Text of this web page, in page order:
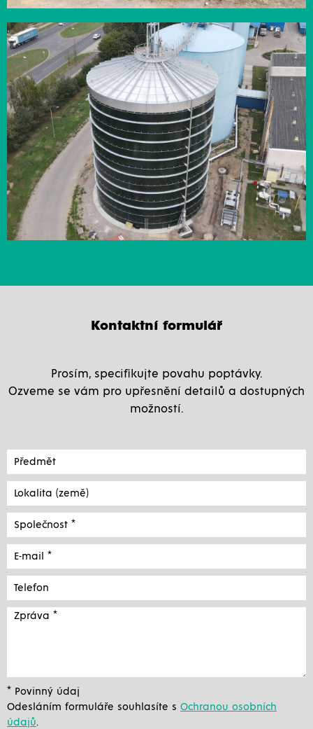
Kontaktní formulář
Prosím, specifikujte povahu poptávky.
Ozveme se vám pro upřesnění detailů a dostupných
možností.
* Povinný údaj
Odesláním formuláře souhlasíte s Ochranou osobních
údajů.